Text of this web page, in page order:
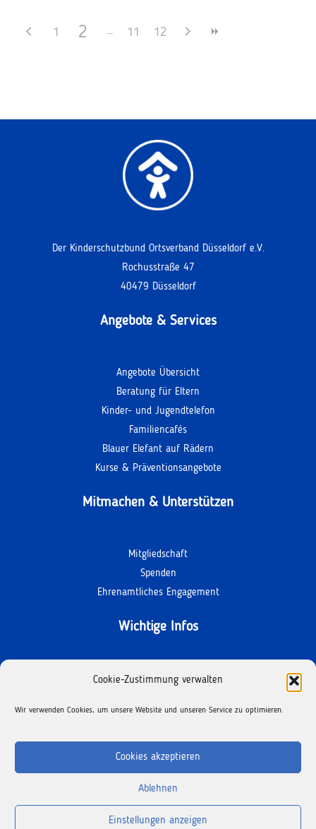
Cookie-Zustimmung verwalten
Wir verwenden Cookies, um unsere Website und unseren Service zu optimieren.
Cookies akzeptieren
Ablehnen
Einstellungen anzeigen
1 2 11 12
Der Kinderschutzbund Ortsverband Düsseldorf e.V.
Rochusstraße 47
40479 Düsseldorf
Angebote & Services
Angebote Übersicht
Beratung für Eltern
Kinder- und Jugendtelefon
Familiencafés
Blauer Elefant auf Rädern
Kurse & Präventionsangebote
Mitmachen & Unterstützen
Mitgliedschaft
Spenden
Ehrenamtliches Engagement
Wichtige Infos
Kontakt
Facebook
Instagram
Copyright © 2025 Der Kinderschutzbund |Impressum|Datenschutz|
Cookie-Richtlinie|Erklärung zur Barrierefreiheit